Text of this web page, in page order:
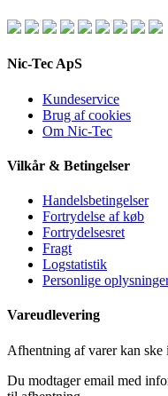
Nic-Tec ApS
Kundeservice
Brug af cookies
Om Nic-Tec
Vilkår & Betingelser
Handelsbetingelser
Fortrydelse af køb
Fortrydelsesret
Fragt
Logstatistik
Personlige
Vareudlevering
Afhentning af varer kan ske
Du modtager email med